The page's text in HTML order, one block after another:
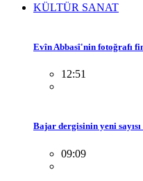
KÜLTÜR SANAT
Evîn Abbasî'nin fotoğrafı
12:51
Bajar dergisinin yeni sayısı
09:09